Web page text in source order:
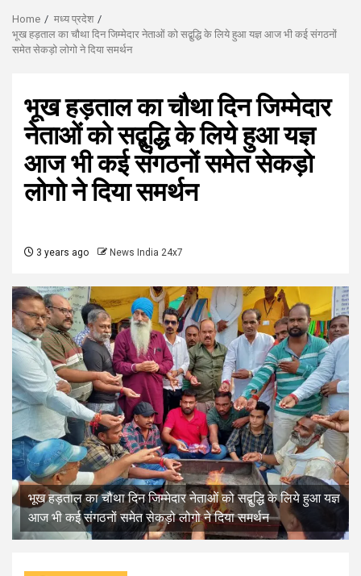
Home
मध्य प्रदेश
भूख हड़ताल का चौथा दिन जिम्मेदार नेताओं को सद्बुद्धि के लिये हुआ यज्ञ आज भी कई संगठनों
समेत सेकड़ो लोगो ने दिया समर्थन
भूख हड़ताल का चौथा दिन जिम्मेदार
नेताओं को सद्बुद्धि के लिये हुआ यज्ञ
आज भी कई संगठनों समेत सेकड़ो
लोगो ने दिया समर्थन
3 years ago News India 24x7
भूख हड़ताल का चौथा दिन जिम्मेदार नेताओं को सद्बुद्धि के लिये हुआ यज्ञ
आज भी कई संगठनों समेत सेकड़ो लोगो ने दिया समर्थन